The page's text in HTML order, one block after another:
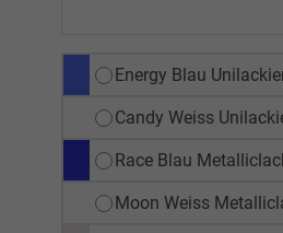
Energy Blau
Candy Weiss
Race Blau
Moon Weiss